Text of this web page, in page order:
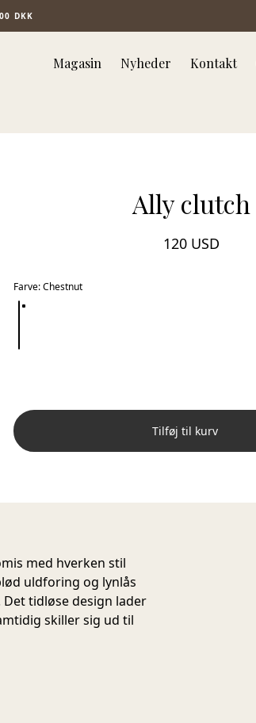
DKK
Magasin Nyheder Kontakt
Ally clutch
120 USD
Farve:Chestnut
Tilføj til kurv
med hverken stil
uldforing og lynlås
tidløse design lader
skiller sig ud til